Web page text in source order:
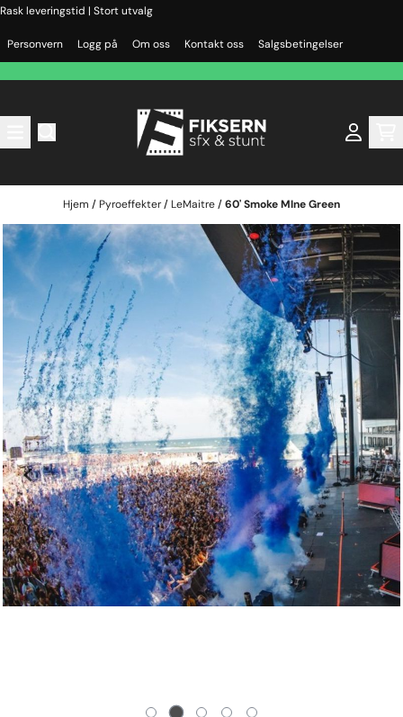
Hopp til innhold
Rask leveringstid | Stort utvalg
Personvern Logg på Om oss Kontakt oss Salgsbetingelser
Hjem / Pyroeffekter/ LeMaitre/60' Smoke MIne Green